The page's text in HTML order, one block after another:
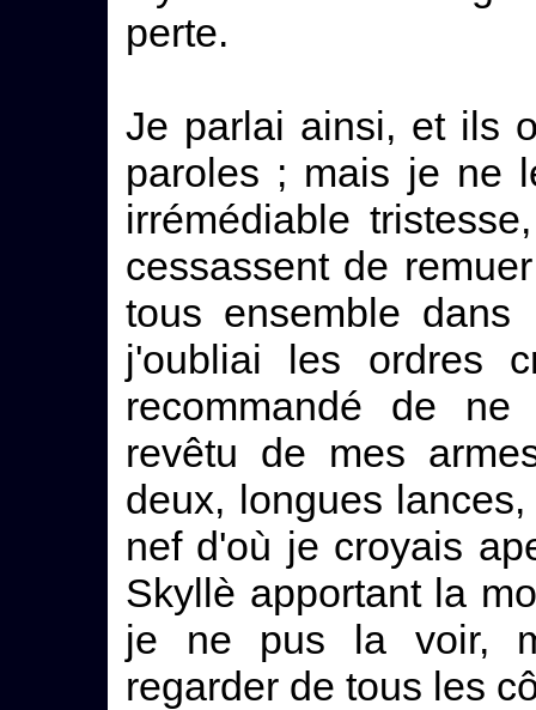
perte.
Je parlai ainsi, et ils
paroles ; mais je ne
irrémédiable
cessassent de
tous ensemble
j'oubliai les ordres
recommandé de
revêtu de mes
deux, longues
nef d'où je croyais
Skyllè apportant la
je ne pus la voir,
regarder de tous les